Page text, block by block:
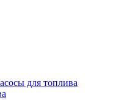
для топлива